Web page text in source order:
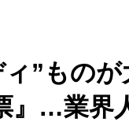
”ものが
』…業界